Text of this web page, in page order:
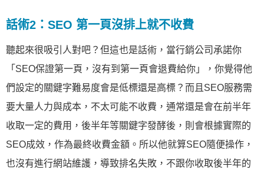
話術2：SEO 第一頁沒排上就不收費
聽起來很吸引人對吧？但這也是話術，當行銷公司承諾你
「SEO保證第一頁，沒有到第一頁會退費給你」，你覺得他
們設定的關鍵字難易度會是低標還是高標？而且SEO服務需
要大量人力與成本，不太可能不收費，通常還是會在前半年
收取一定的費用，後半年等關鍵字發酵後，則會根據實際的
SEO成效，作為最終收費金額。所以他就算SEO隨便操作，
也沒有進行網站維護，導致排名失敗，不跟你收取後半年的